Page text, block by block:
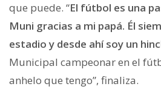
que puede. “El fútbol es una
Muni gracias a mi papá. Él
estadio y desde ahí soy un
Municipal campeonar en el
anhelo que tengo”, finaliza.